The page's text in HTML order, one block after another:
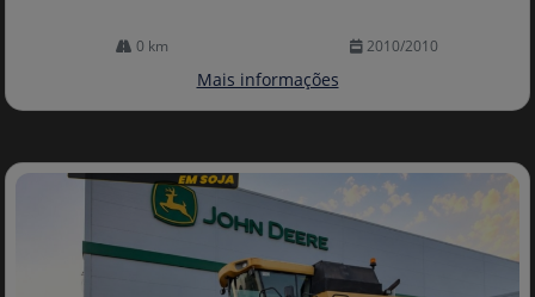
0 km 2010/2010
Mais informações